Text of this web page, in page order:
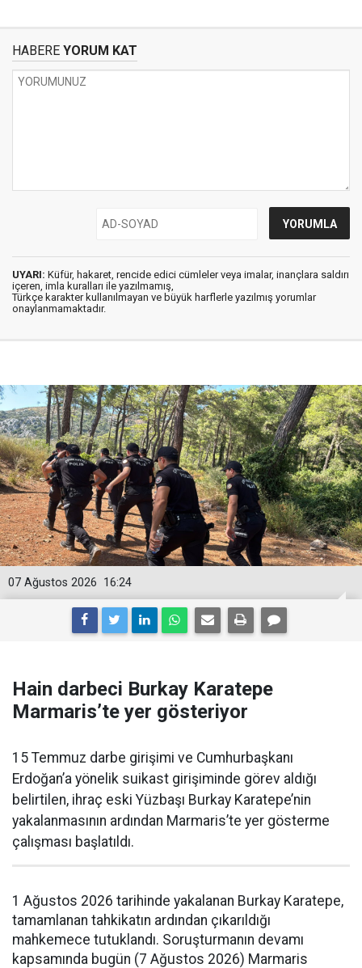
HABERE YORUM KAT
UYARI: Küfür, hakaret, rencide edici cümleler veya imalar, inançlara saldırı
içeren, imla kuralları ile yazılmamış,
Türkçe karakter kullanılmayan ve büyük harflerle yazılmış yorumlar
onaylanmamaktadır.
16:24
07 Ağustos 2026
Hain darbeci Burkay Karatepe
Marmaris’te yer gösteriyor
15 Temmuz darbe girişimi ve Cumhurbaşkanı
Erdoğan’a yönelik suikast girişiminde görev aldığı
belirtilen, ihraç eski Yüzbaşı Burkay Karatepe’nin
yakalanmasının ardından Marmaris’te yer gösterme
çalışması başlatıldı.
1 Ağustos 2026 tarihinde yakalanan Burkay Karatepe,
tamamlanan tahkikatın ardından çıkarıldığı
mahkemece tutuklandı. Soruşturmanın devamı
kapsamında bugün (7 Ağustos 2026) Marmaris